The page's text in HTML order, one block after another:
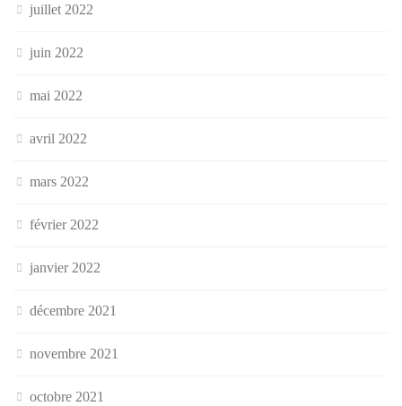
juillet 2022
juin 2022
mai 2022
avril 2022
mars 2022
février 2022
janvier 2022
décembre 2021
novembre 2021
octobre 2021